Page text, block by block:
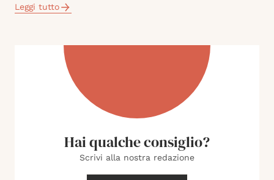
Leggi tutto
Hai qualche consiglio?
Scrivi alla nostra redazione